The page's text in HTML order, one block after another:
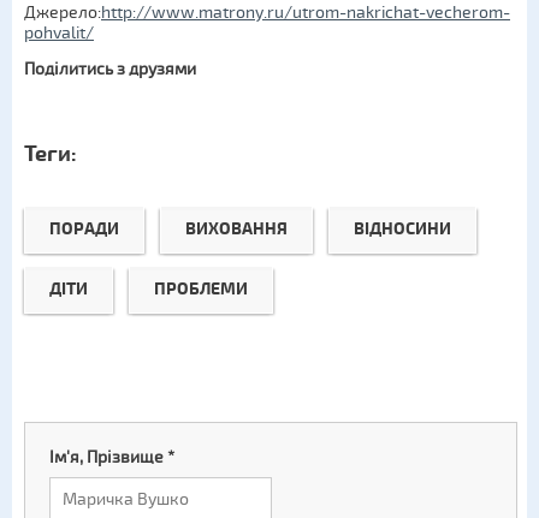
Джерело:http://www.matrony.ru/utrom-nakrichat-vecherom-
pohvalit/
Поділитись з друзями
Теги:
ПОРАДИ ВИХОВАННЯ ВІДНОСИНИ
ДІТИ ПРОБЛЕМИ
Ім'я, Прізвище*